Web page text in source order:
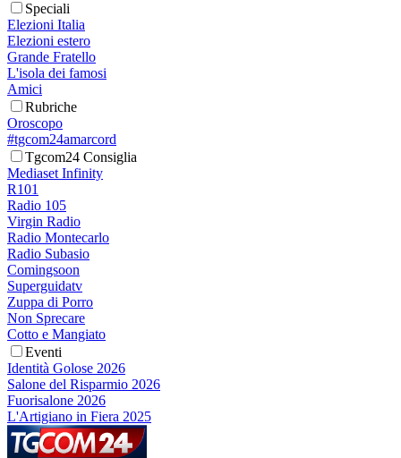
Speciali
Elezioni Italia
Elezioni estero
Grande Fratello
L'isola dei famosi
Amici
Rubriche
Oroscopo
#tgcom24amarcord
Tgcom24 Consiglia
Mediaset Infinity
R101
Radio 105
Virgin Radio
Radio Montecarlo
Radio Subasio
Comingsoon
Superguidatv
Zuppa di Porro
Non Sprecare
Cotto e Mangiato
Eventi
Identità Golose 2026
Salone del Risparmio 2026
Fuorisalone 2026
L'Artigiano in Fiera 2025